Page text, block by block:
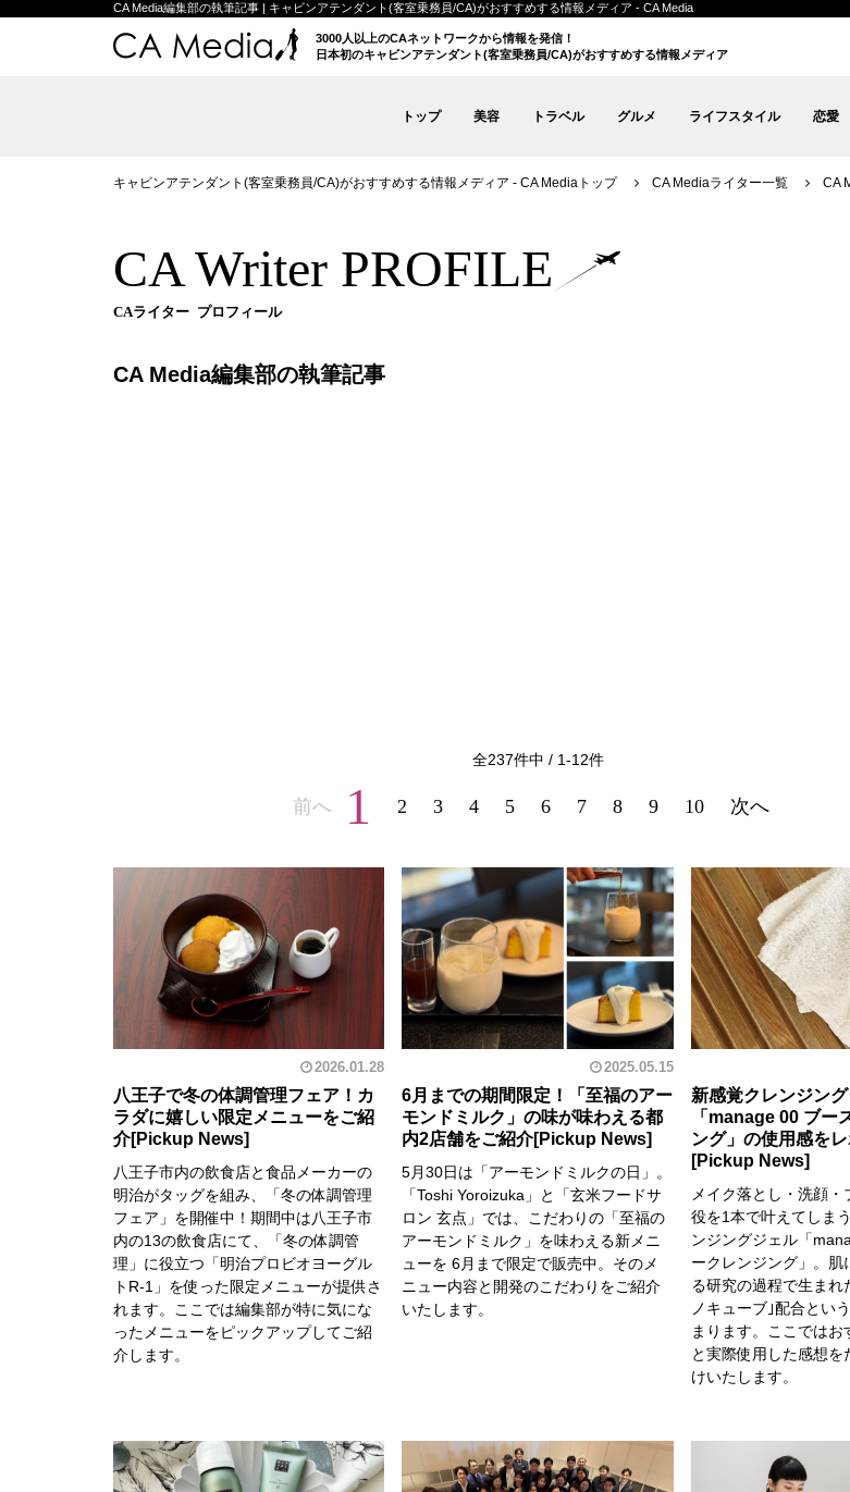
CA Media編集部の執筆記事 | キャビンアテンダント(客室乗務員/CA)がおすすめする情報メディア - CA Media
3000人以上のCAネットワークから情報を発信！
日本初のキャビンアテンダント(客室乗務員/CA)がおすすめする情報メディア
トップ 美容 トラベル グルメ ライフスタイル 恋愛
キャビンアテンダント(客室乗務員/CA)がおすすめする情報メディア - CA Mediaトップ CA Mediaライター一覧 CA
CA Writer PROFILE
CAライター プロフィール
CA Media編集部の執筆記事
全237件中 / 1-12件
前へ 1 2 3 4 5 6 7 8 9 10 次へ
2026.01.28
八王子で冬の体調管理フェア！カ
ラダに嬉しい限定メニューをご紹
介
八王子市内の飲食店と食品メーカーの
明治がタッグを組み、「冬の体調管理
フェア」を開催中！期間中は八王子市
内の13の飲食店にて、「冬の体調管
理」に役立つ「明治プロビオヨーグル
トR-1」を使った限定メニューが提供さ
れます。ここでは編集部が特に気にな
ったメニューをピックアップしてご紹
介します。
2025.05.15
6月までの期間限定！「至福のアー
モンドミルク」の味が味わえる都
内2店舗をご紹介
5月30日は「アーモンドミルクの日」。
「Toshi Yoroizuka」と「玄米フードサ
ロン 玄点」では、こだわりの「至福の
アーモンドミルク」を味わえる新メニ
ューを 6月まで限定で販売中。そのメ
ニュー内容と開発のこだわりをご紹介
いたします。
新感覚クレンジン
「manage 00 ブー
ング」の使用感をレ
メイク落とし・洗顔・
役を1本で叶えてしま
ンジングジェル「
ークレンジング」。肌
る研究の過程で生まれ
ノキューブ｣配合とい
まります。ここではお
と実際使用した感想を
けいたします。